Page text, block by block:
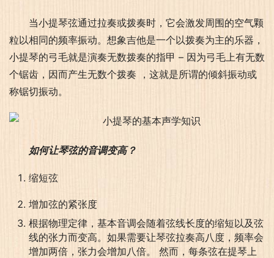
当小提琴弦通过拉奏或拨奏时，它会激发周围的空气颗
粒以相同的频率振动。想象吉他是一个以拨奏为主的乐器，
小提琴的弓毛就是演奏无数拨奏的指甲 – 因为弓毛上有无数
个锯齿，因而产生无数个拨奏 ，这就是所谓的倾斜振动或
称锯切振动。
如何让琴弦的音调变高？
缩短弦
增加弦的紧张度
根据物理定律，基本音调会随着弦线长度的缩短以及弦
线的张力而变高。如果需要让琴弦拉奏高八度，频率会
增加两倍，张力会增加八倍。 然而，每条弦在提琴上